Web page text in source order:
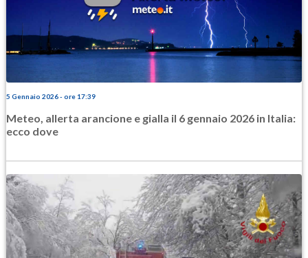
5 Gennaio 2026 - ore 17:39
Meteo, allerta arancione e gialla il 6 gennaio 2026 in Italia:
ecco dove